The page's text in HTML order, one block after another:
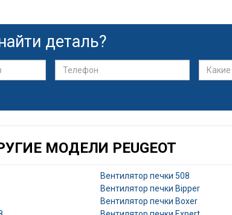
деталь?
МОДЕЛИ PEUGEOT
Вентилятор печки 508
Вентилятор печки Bipper
Вентилятор печки Boxer